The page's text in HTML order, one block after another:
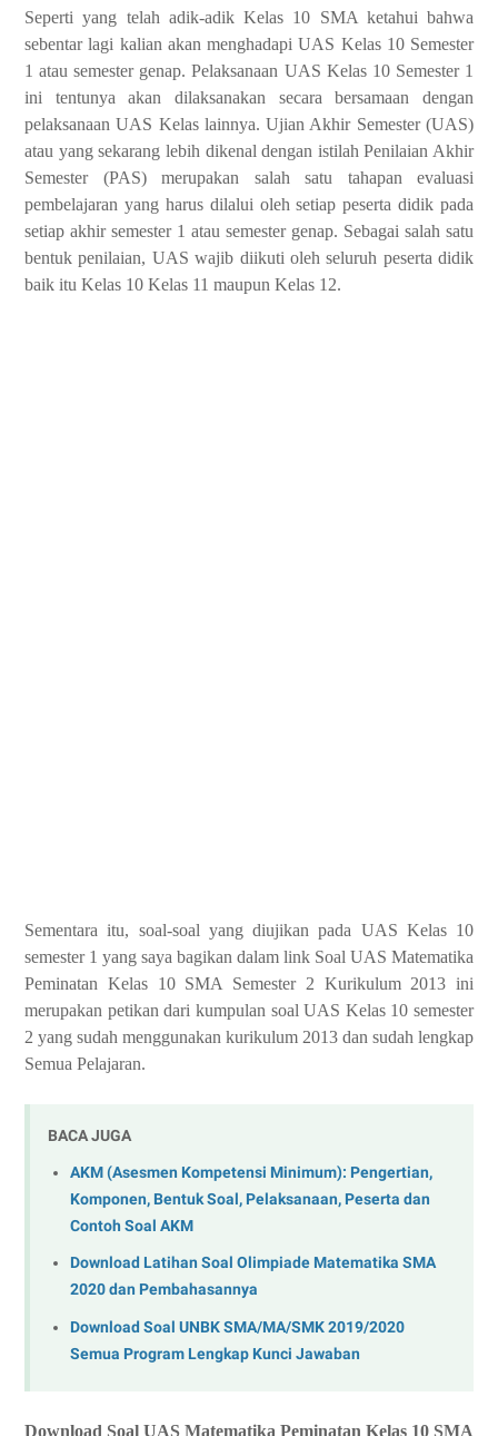
Seperti yang telah adik-adik Kelas 10 SMA ketahui bahwa
sebentar lagi kalian akan menghadapi UAS Kelas 10 Semester
1 atau semester genap. Pelaksanaan UAS Kelas 10 Semester 1
ini tentunya akan dilaksanakan secara bersamaan dengan
pelaksanaan UAS Kelas lainnya. Ujian Akhir Semester (UAS)
atau yang sekarang lebih dikenal dengan istilah Penilaian Akhir
Semester (PAS) merupakan salah satu tahapan evaluasi
pembelajaran yang harus dilalui oleh setiap peserta didik pada
setiap akhir semester 1 atau semester genap. Sebagai salah satu
bentuk penilaian, UAS wajib diikuti oleh seluruh peserta didik
baik itu Kelas 10 Kelas 11 maupun Kelas 12.
Sementara itu, soal-soal yang diujikan pada UAS Kelas 10
semester 1 yang saya bagikan dalam link Soal UAS Matematika
Peminatan Kelas 10 SMA Semester 2 Kurikulum 2013 ini
merupakan petikan dari kumpulan soal UAS Kelas 10 semester
2 yang sudah menggunakan kurikulum 2013 dan sudah lengkap
Semua Pelajaran.
BACA JUGA
AKM (Asesmen Kompetensi Minimum): Pengertian,
Komponen, Bentuk Soal, Pelaksanaan, Peserta dan
Contoh Soal AKM
Download Latihan Soal Olimpiade Matematika SMA
2020 dan Pembahasannya
Download Soal UNBK SMA/MA/SMK 2019/2020
Semua Program Lengkap Kunci Jawaban
Download Soal UAS Matematika Peminatan Kelas 10 SMA